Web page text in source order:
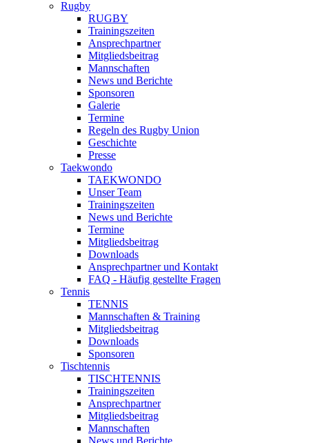
Rugby
RUGBY
Trainingszeiten
Ansprechpartner
Mitgliedsbeitrag
Mannschaften
News und Berichte
Sponsoren
Galerie
Termine
Regeln des Rugby Union
Geschichte
Presse
Taekwondo
TAEKWONDO
Unser Team
Trainingszeiten
News und Berichte
Termine
Mitgliedsbeitrag
Downloads
Ansprechpartner und Kontakt
FAQ - Häufig gestellte Fragen
Tennis
TENNIS
Mannschaften & Training
Mitgliedsbeitrag
Downloads
Sponsoren
Tischtennis
TISCHTENNIS
Trainingszeiten
Ansprechpartner
Mitgliedsbeitrag
Mannschaften
News und Berichte